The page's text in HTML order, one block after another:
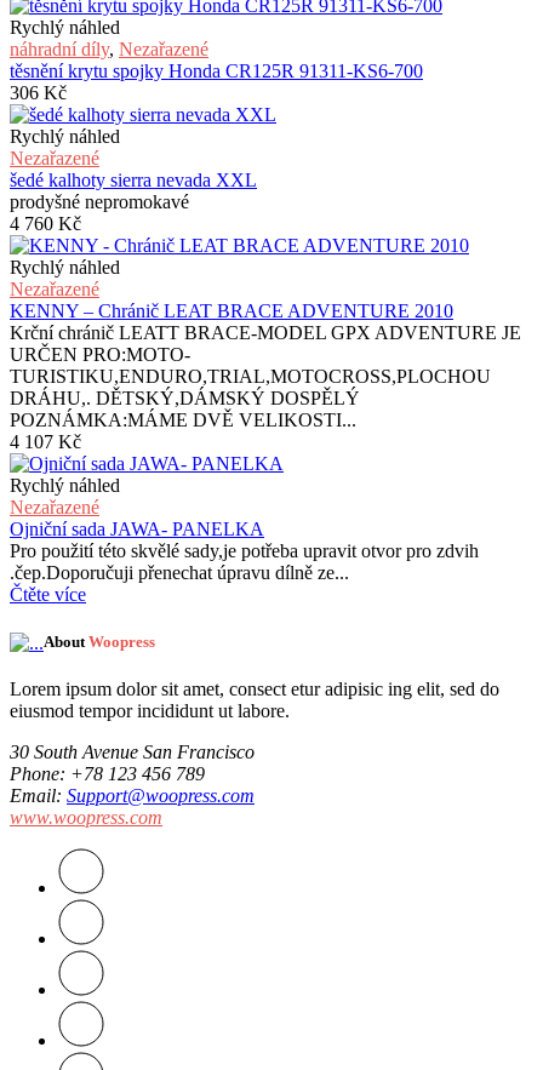
Rychlý náhled
náhradní díly, Nezařazené
těsnění krytu spojky Honda CR125R 91311-KS6-700
306 Kč
Rychlý náhled
Nezařazené
šedé kalhoty sierra nevada XXL
prodyšné nepromokavé
4 760 Kč
Rychlý náhled
Nezařazené
KENNY – Chránič LEAT BRACE ADVENTURE 2010
Krční chránič LEATT BRACE-MODEL GPX ADVENTURE JE
URČEN PRO:MOTO-
TURISTIKU,ENDURO,TRIAL,MOTOCROSS,PLOCHOU
DRÁHU,. DĚTSKÝ,DÁMSKÝ DOSPĚLÝ
POZNÁMKA:MÁME DVĚ VELIKOSTI...
4 107 Kč
Rychlý náhled
Nezařazené
Ojniční sada JAWA- PANELKA
Pro použití této skvělé sady,je potřeba upravit otvor pro zdvih
.čep.Doporučuji přenechat úpravu dílně ze...
Čtěte více
AboutWoopress
Lorem ipsum dolor sit amet, consect etur adipisic ing elit, sed do
eiusmod tempor incididunt ut labore.
30 South Avenue San Francisco
Phone: +78 123 456 789
Email: Support@woopress.com
www.woopress.com